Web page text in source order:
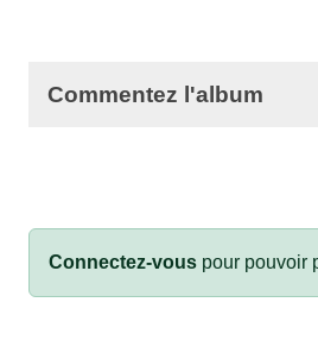
Commentez l'album
Connectez-vous pour pouvoir